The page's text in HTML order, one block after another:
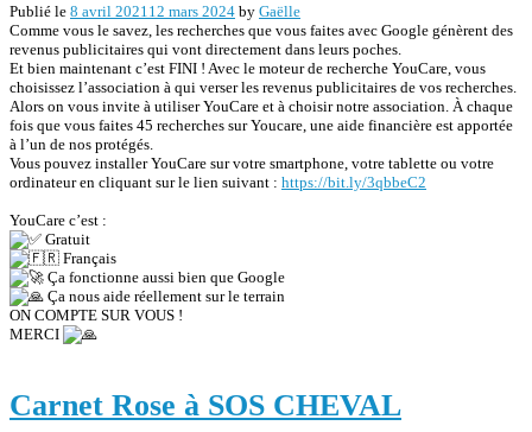
Publié le 8 avril 2021 12 mars 2024 by Gaëlle
Comme vous le savez, les recherches que vous faites avec Google génèrent des
revenus publicitaires qui vont directement dans leurs poches.
Et bien maintenant c’est FINI ! Avec le moteur de recherche YouCare, vous
choisissez l’association à qui verser les revenus publicitaires de vos recherches.
Alors on vous invite à utiliser YouCare et à choisir notre association. À chaque
fois que vous faites 45 recherches sur Youcare, une aide financière est apportée
à l’un de nos protégés.
Vous pouvez installer YouCare sur votre smartphone, votre tablette ou votre
ordinateur en cliquant sur le lien suivant : https://bit.ly/3qbbeC2
YouCare c’est :
Gratuit
Français
Ça fonctionne aussi bien que Google
Ça nous aide réellement sur le terrain
ON COMPTE SUR VOUS !
MERCI
Carnet Rose à SOS CHEVAL